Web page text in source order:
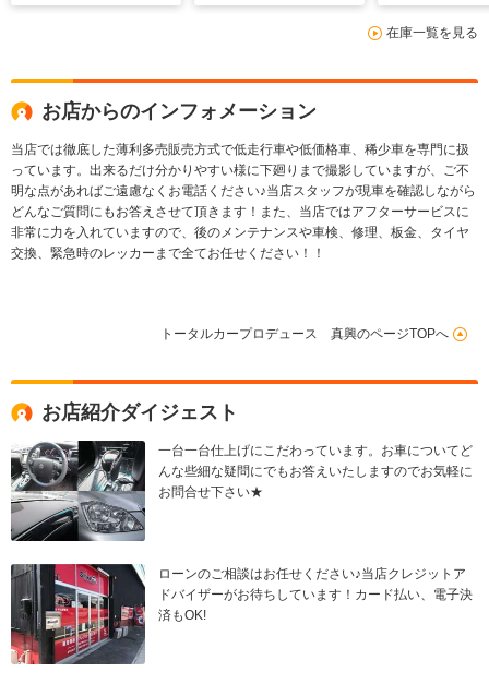
左右シートヒーター
在庫一覧を見る
お店からのインフォメーション
当店では徹底した薄利多売販売方式で低走行車や低価格車、稀少車を専門に扱
っています。出来るだけ分かりやすい様に下廻りまで撮影していますが、ご不
明な点があればご遠慮なくお電話ください♪当店スタッフが現車を確認しながら
どんなご質問にもお答えさせて頂きます！また、当店ではアフターサービスに
非常に力を入れていますので、後のメンテナンスや車検、修理、板金、タイヤ
交換、緊急時のレッカーまで全てお任せください！！
トータルカープロデュース 真興のページTOPへ
お店紹介ダイジェスト
一台一台仕上げにこだわっています。お車についてど
んな些細な疑問にでもお答えいたしますのでお気軽に
お問合せ下さい★
ローンのご相談はお任せください♪当店クレジットア
ドバイザーがお待ちしています！カード払い、電子決
済もOK!